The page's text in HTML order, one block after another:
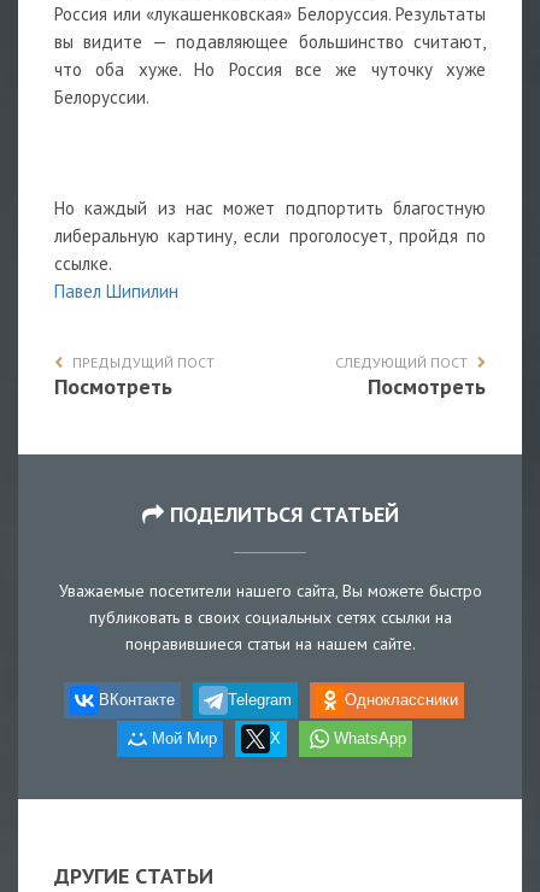
Россия или «лукашенковская» Белоруссия. Результаты
вы видите — подавляющее большинство считают,
что оба хуже. Но Россия все же чуточку хуже
Белоруссии.
Но каждый из нас может подпортить благостную
либеральную картину, если проголосует, пройдя по
ссылке.
Павел Шипилин
ПРЕДЫДУЩИЙ ПОСТ
Посмотреть
СЛЕДУЮЩИЙ ПОСТ
Посмотреть
ПОДЕЛИТЬСЯ СТАТЬЕЙ
Уважаемые посетители нашего сайта, Вы можете быстро
публиковать в своих социальных сетях ссылки на
понравившиеся статьи на нашем сайте.
ВКонтакте Telegram Одноклассники
Мой Мир X WhatsApp
ДРУГИЕ СТАТЬИ